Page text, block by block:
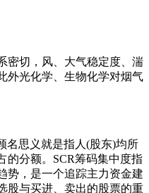
密切，风、大气稳定度、湍
外光化学、生物化学对烟气
名思义就是指人(股东)均所
的分额。SCR筹码集中度指
势，是一个追踪主力资金建
股与买进、卖出的股票的重